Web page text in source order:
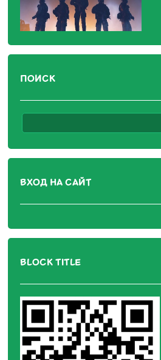
ПОИСК
ВХОД НА САЙТ
BLOCK TITLE